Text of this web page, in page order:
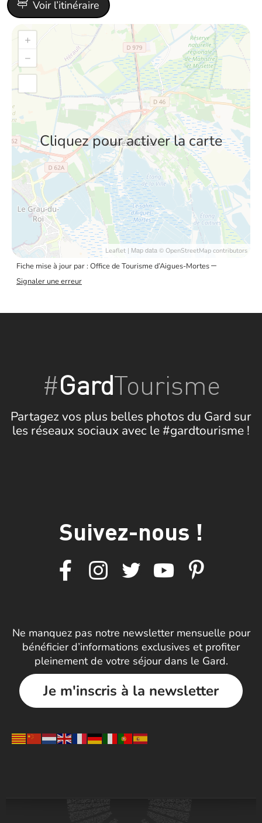
Voir l’itinéraire
Cliquez pour activer la carte
+
−
Leaflet | Map data © OpenStreetMap contributors
Fiche mise à jour par : Office de Tourisme d’Aigues-Mortes–
Signaler une erreur
#GardTourisme
Partagez vos plus belles photos du Gard sur
les réseaux sociaux avec le #gardtourisme !
Suivez-nous !
Ne manquez pas notre newsletter mensuelle pour
bénéficier d’informations exclusives et profiter
pleinement de votre séjour dans le Gard.
Je m'inscris à la newsletter